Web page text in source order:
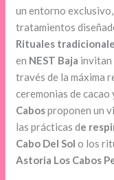
un entorno
tratamientos
Rituales
en NEST Baja invitan
través de la máxima
ceremonias de
Cabosproponen un
las prácticas de
Cabo Del Solo los
Astoria Los Cabos